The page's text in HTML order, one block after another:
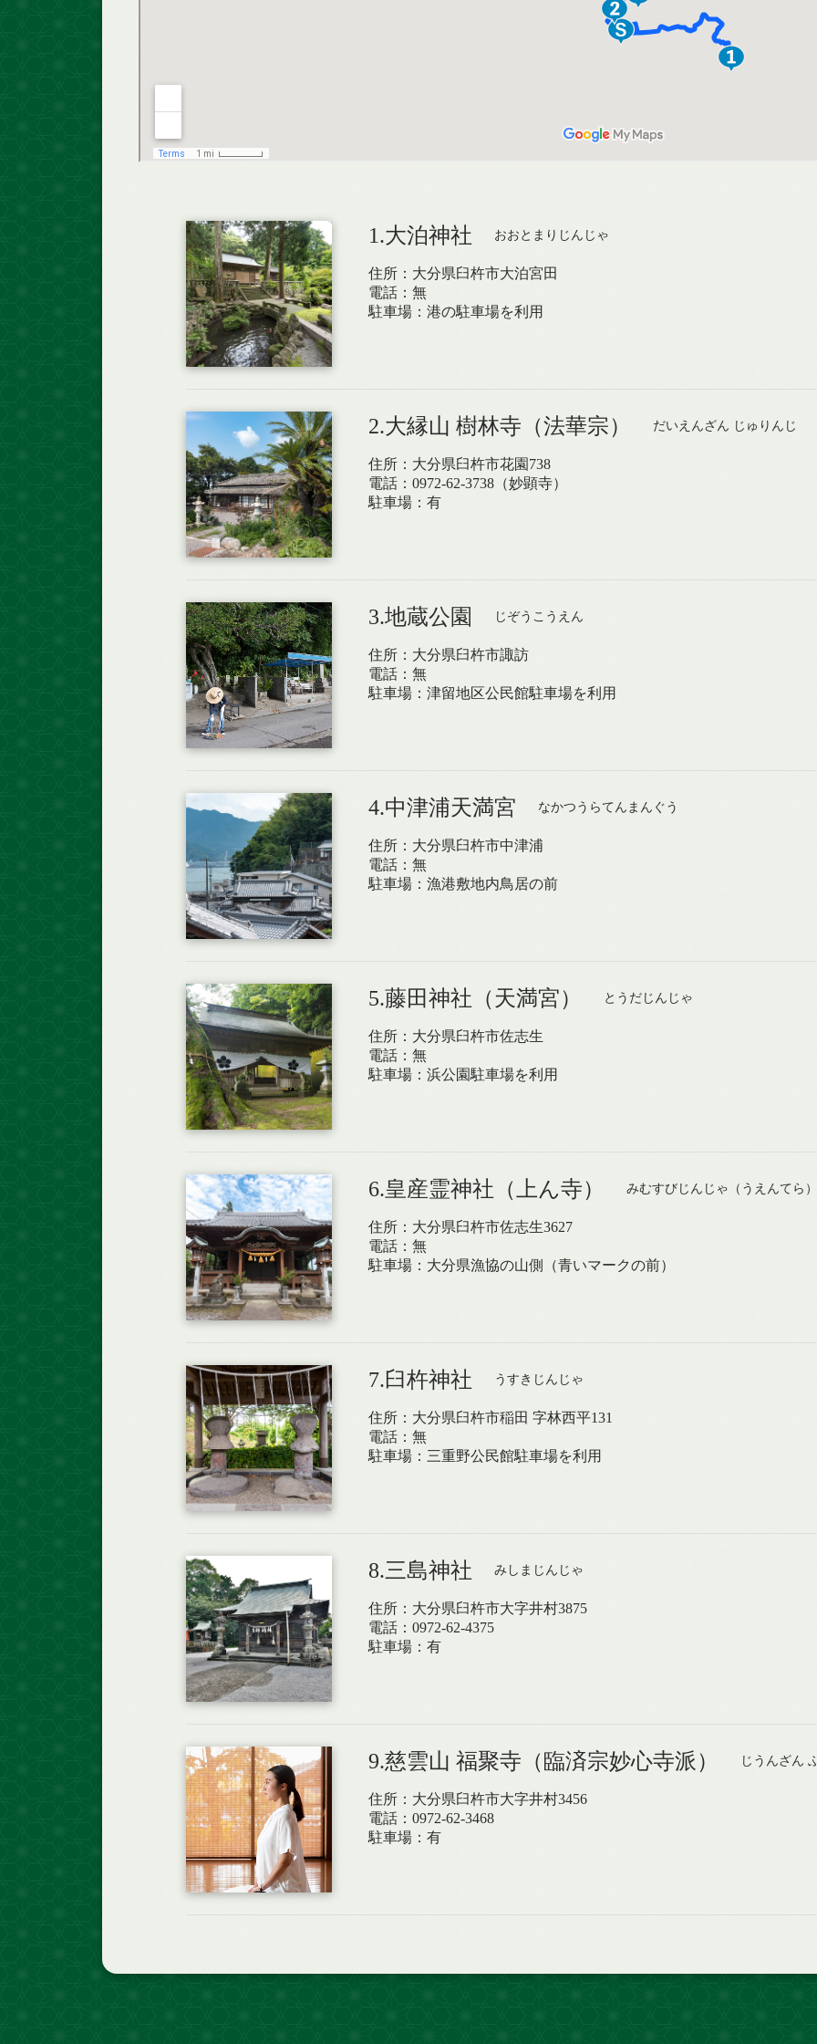
1.大泊神社 おおとまりじんじゃ
住所：大分県臼杵市大泊宮田
電話：無
駐車場：港の駐車場を利用
2.大縁山 樹林寺（法華宗） だいえんざん じゅりんじ
住所：大分県臼杵市花園738
電話：0972-62-3738（妙顕寺）
駐車場：有
3.地蔵公園 じぞうこうえん
住所：大分県臼杵市諏訪
電話：無
駐車場：津留地区公民館駐車場を利用
4.中津浦天満宮 なかつうらてんまんぐう
住所：大分県臼杵市中津浦
電話：無
駐車場：漁港敷地内鳥居の前
5.藤田神社（天満宮） とうだじんじゃ
住所：大分県臼杵市佐志生
電話：無
駐車場：浜公園駐車場を利用
6.皇産霊神社（上ん寺） みむすびじんじゃ（うえんてら）
住所：大分県臼杵市佐志生3627
電話：無
駐車場：大分県漁協の山側（青いマークの前）
7.臼杵神社 うすきじんじゃ
住所：大分県臼杵市稲田 字林西平131
電話：無
駐車場：三重野公民館駐車場を利用
8.三島神社 みしまじんじゃ
住所：大分県臼杵市大字井村3875
電話：0972-62-4375
駐車場：有
9.慈雲山 福聚寺（臨済宗妙心寺派） じうんざん
住所：大分県臼杵市大字井村3456
電話：0972-62-3468
駐車場：有